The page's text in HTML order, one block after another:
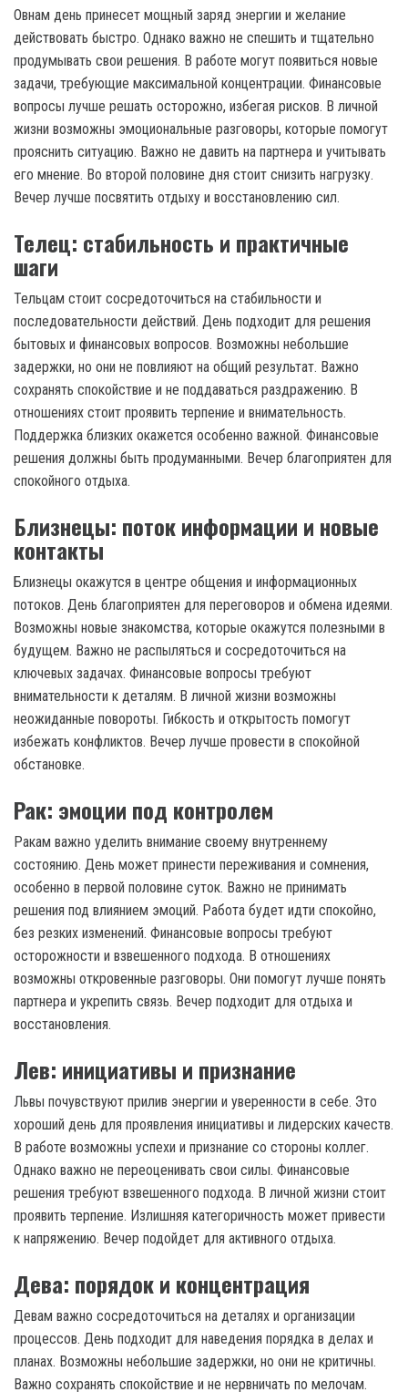
Овнам день принесет мощный заряд энергии и желание
действовать быстро. Однако важно не спешить и тщательно
продумывать свои решения. В работе могут появиться новые
задачи, требующие максимальной концентрации. Финансовые
вопросы лучше решать осторожно, избегая рисков. В личной
жизни возможны эмоциональные разговоры, которые помогут
прояснить ситуацию. Важно не давить на партнера и учитывать
его мнение. Во второй половине дня стоит снизить нагрузку.
Вечер лучше посвятить отдыху и восстановлению сил.
Телец: стабильность и практичные
шаги
Тельцам стоит сосредоточиться на стабильности и
последовательности действий. День подходит для решения
бытовых и финансовых вопросов. Возможны небольшие
задержки, но они не повлияют на общий результат. Важно
сохранять спокойствие и не поддаваться раздражению. В
отношениях стоит проявить терпение и внимательность.
Поддержка близких окажется особенно важной. Финансовые
решения должны быть продуманными. Вечер благоприятен для
спокойного отдыха.
Близнецы: поток информации и новые
контакты
Близнецы окажутся в центре общения и информационных
потоков. День благоприятен для переговоров и обмена идеями.
Возможны новые знакомства, которые окажутся полезными в
будущем. Важно не распыляться и сосредоточиться на
ключевых задачах. Финансовые вопросы требуют
внимательности к деталям. В личной жизни возможны
неожиданные повороты. Гибкость и открытость помогут
избежать конфликтов. Вечер лучше провести в спокойной
обстановке.
Рак: эмоции под контролем
Ракам важно уделить внимание своему внутреннему
состоянию. День может принести переживания и сомнения,
особенно в первой половине суток. Важно не принимать
решения под влиянием эмоций. Работа будет идти спокойно,
без резких изменений. Финансовые вопросы требуют
осторожности и взвешенного подхода. В отношениях
возможны откровенные разговоры. Они помогут лучше понять
партнера и укрепить связь. Вечер подходит для отдыха и
восстановления.
Лев: инициативы и признание
Львы почувствуют прилив энергии и уверенности в себе. Это
хороший день для проявления инициативы и лидерских качеств.
В работе возможны успехи и признание со стороны коллег.
Однако важно не переоценивать свои силы. Финансовые
решения требуют взвешенного подхода. В личной жизни стоит
проявить терпение. Излишняя категоричность может привести
к напряжению. Вечер подойдет для активного отдыха.
Дева: порядок и концентрация
Девам важно сосредоточиться на деталях и организации
процессов. День подходит для наведения порядка в делах и
планах. Возможны небольшие задержки, но они не критичны.
Важно сохранять спокойствие и не нервничать по мелочам.